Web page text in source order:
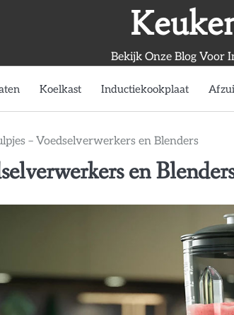
Bekijk Onze Blog Voor
Koelkast Inductiekookplaat
– Voedselverwerkers en Blenders
en